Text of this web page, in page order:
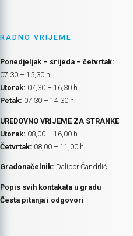
RADNO VRIJEME
Ponedjeljak – srijeda – četvrtak:
07,30 – 15,30 h
Utorak: 07,30 – 16,30 h
Petak: 07,30 – 14,30 h
UREDOVNO VRIJEME ZA STRANKE
Utorak: 08,00 – 16,00 h
Četvrtak: 08,00 – 11,00 h
Gradonačelnik: Dalibor Čandrlić
Popis svih kontakata u gradu
Česta pitanja i odgovori